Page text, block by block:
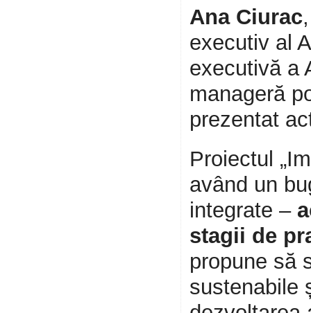
Ana Ciurac
executiv al
executivă a
manageră
prezentat
Proiectul
având un
integrate –
stagii de
propune să
sustenabile